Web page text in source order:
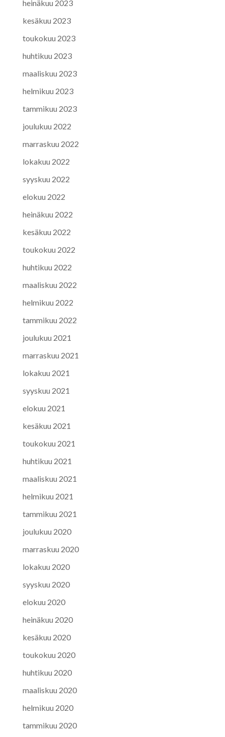
heinäkuu 2023
kesäkuu 2023
toukokuu 2023
huhtikuu 2023
maaliskuu 2023
helmikuu 2023
tammikuu 2023
joulukuu 2022
marraskuu 2022
lokakuu 2022
syyskuu 2022
elokuu 2022
heinäkuu 2022
kesäkuu 2022
toukokuu 2022
huhtikuu 2022
maaliskuu 2022
helmikuu 2022
tammikuu 2022
joulukuu 2021
marraskuu 2021
lokakuu 2021
syyskuu 2021
elokuu 2021
kesäkuu 2021
toukokuu 2021
huhtikuu 2021
maaliskuu 2021
helmikuu 2021
tammikuu 2021
joulukuu 2020
marraskuu 2020
lokakuu 2020
syyskuu 2020
elokuu 2020
heinäkuu 2020
kesäkuu 2020
toukokuu 2020
huhtikuu 2020
maaliskuu 2020
helmikuu 2020
tammikuu 2020